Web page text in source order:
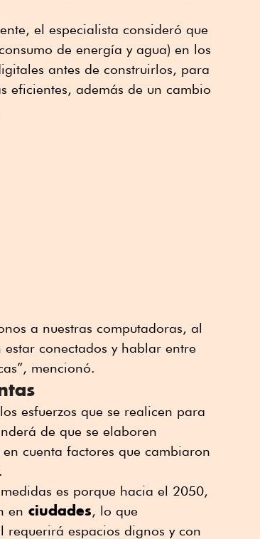
el especialista consideró que
de energía y agua) en los
antes de construirlos, para
eficientes, además de un cambio
a nuestras computadoras, al
conectados y hablar entre
mencionó.
esfuerzos que se realicen para
de que se elaboren
cuenta factores que cambiaron
es porque hacia el 2050,
en ciudades, lo que
espacios dignos y con